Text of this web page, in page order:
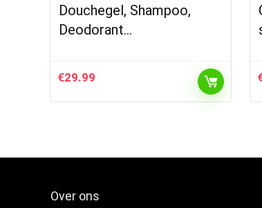
Douchegel, Shampoo,
Deodorant…
€29.99
Over ons